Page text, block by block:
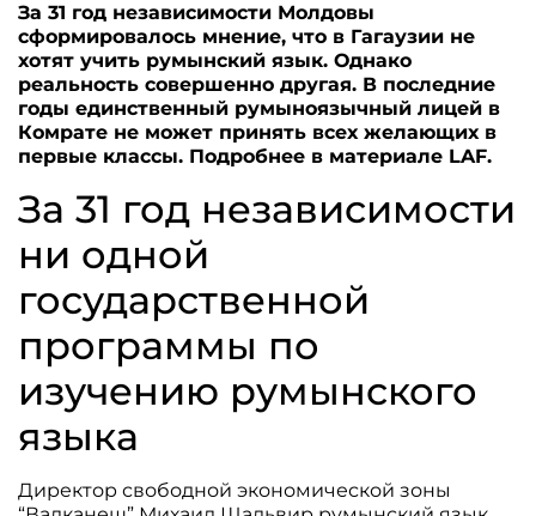
За 31 год независимости Молдовы
сформировалось мнение, что в Гагаузии не
хотят учить румынский язык. Однако
реальность совершенно другая. В последние
годы единственный румыноязычный лицей в
Комрате не может принять всех желающих в
первые классы. Подробнее в материале LAF.
За 31 год независимости
ни одной
государственной
программы по
изучению румынского
языка
Директор свободной экономической зоны